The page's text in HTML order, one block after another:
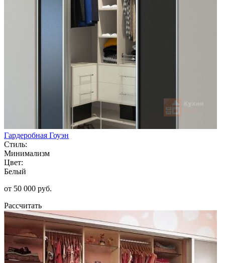
Гардеробная Гоуэн
Стиль:
Минимализм
Цвет:
Белый
от 50 000 руб.
Рассчитать